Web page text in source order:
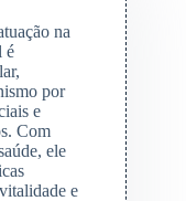
na
é
por
e
Com
ele
e